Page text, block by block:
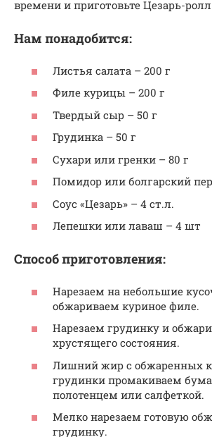
времени и приготовьте Цезарь-
Нам понадобится:
Листья салата – 200 г
Филе курицы – 200 г
Твердый сыр – 50 г
Грудинка – 50 г
Сухари или гренки – 80 г
Помидор или болгарский
Соус «Цезарь» – 4 ст.л.
Лепешки или лаваш – 4 шт
Способ приготовления:
Нарезаем на небольшие
обжариваем куриное филе.
Нарезаем грудинку и
хрустящего состояния.
Лишний жир с обжаренных
грудинки промакиваем
полотенцем или салфеткой.
Мелко нарезаем готовую
грудинку.